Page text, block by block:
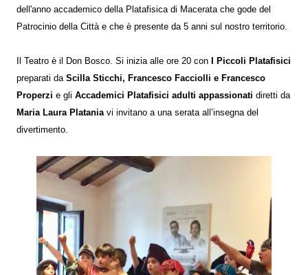
dell'anno accademico della Platafisica di Macerata che gode del
Patrocinio della Città e che è presente da 5 anni sul nostro territorio.
Il Teatro è il Don Bosco. Si inizia alle ore 20 con I Piccoli Platafisici
preparati da Scilla Sticchi, Francesco Facciolli e Francesco
Properzi e gli Accademici Platafisici adulti appassionati diretti da
Maria Laura Plataniavi invitano a una serata all’insegna del
divertimento.